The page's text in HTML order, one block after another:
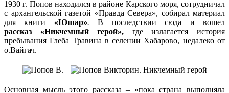
1930 г. Попов находился в районе Карского моря, сотрудничал
с архангельской газетой «Правда Севера», собирал материал
для книги «Юшар».В последствии сюда и вошел
рассказ «Никчемный герой», где излагается история
пребывания Глеба Травина в селении Хабарово, недалеко от
о.Вайгач.
Основная мысль этого рассказа – «пока страна выполняла